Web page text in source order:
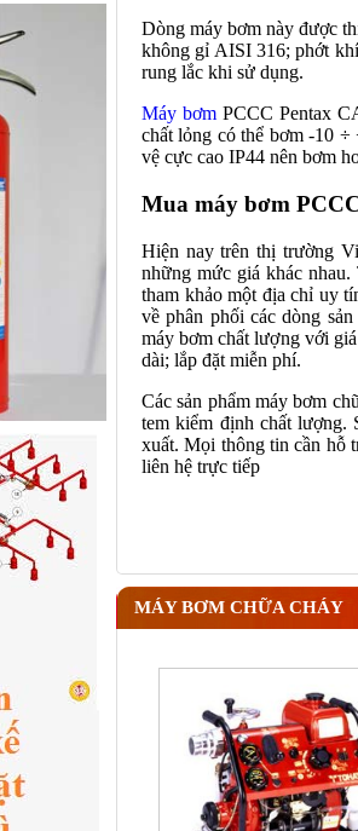
Dòng máy bơm này được
không gỉ AISI 316; phớt
rung lắc khi sử dụng.
Máy bơm PCCC Pentax
chất lỏng có thể bơm -10 ÷
vệ cực cao IP44 nên bơm
Mua máy bơm
Hiện nay trên thị trường
những mức giá khác
tham khảo một địa chỉ uy
về phân phối các dòng
máy bơm chất lượng với
dài; lắp đặt miễn phí.
Các sản phẩm máy bơm
tem kiểm định chất lượng.
xuất. Mọi thông tin cần hỗ
liên hệ trực tiếp
MÁY BƠM CHỮA CHÁY